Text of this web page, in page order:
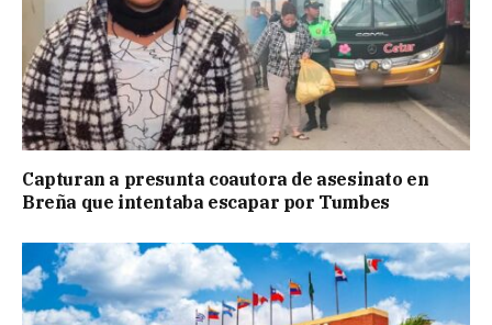
Capturan a presunta coautora de asesinato en
Breña que intentaba escapar por Tumbes